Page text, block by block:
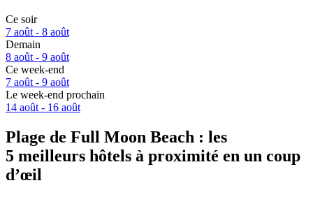
Ce soir
7 août - 8 août
Demain
8 août - 9 août
Ce week-end
7 août - 9 août
Le week-end prochain
14 août - 16 août
Plage de Full Moon Beach : les
5 meilleurs hôtels à proximité en un coup
d’œil